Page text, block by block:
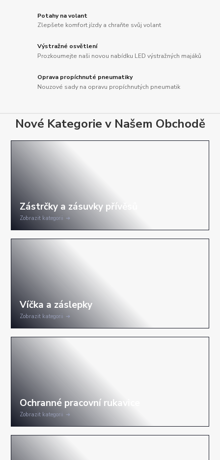
Potahy na volant
Zlepšete komfort jízdy a chraňte svůj volant
Výstražné osvětlení
Prozkoumejte naši novou nabídku LED výstražných majáků
Oprava propíchnuté pneumatiky
Nouzové sady na opravu propíchnutých pneumatik
Nové Kategorie v Našem Obchodě
Zobrazit kategorii
Zobrazit kategorii
Zobrazit kategorii